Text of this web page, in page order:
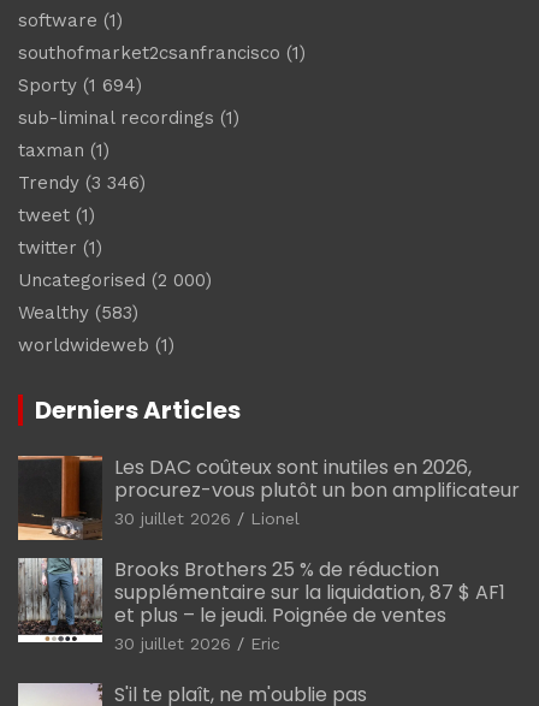
software (1)
southofmarket2csanfrancisco (1)
Sporty (1 694)
sub-liminal recordings (1)
taxman (1)
Trendy (3 346)
tweet (1)
twitter (1)
Uncategorised (2 000)
Wealthy (583)
worldwideweb (1)
Derniers Articles
Les DAC coûteux sont inutiles en 2026,
procurez-vous plutôt un bon amplificateur
30 juillet 2026 Lionel
Brooks Brothers 25 % de réduction
supplémentaire sur la liquidation, 87 $ AF1
et plus – le jeudi. Poignée de ventes
30 juillet 2026 Eric
S'il te plaît, ne m'oublie pas